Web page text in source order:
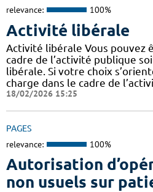
relevance: 100%
Activité libérale
Activité libérale Vous pouvez
cadre de l’activité publique
libérale. Si votre choix
charge dans le cadre de
18/02/2026 15:25
PAGES
relevance: 100%
Autorisation
non usuels sur